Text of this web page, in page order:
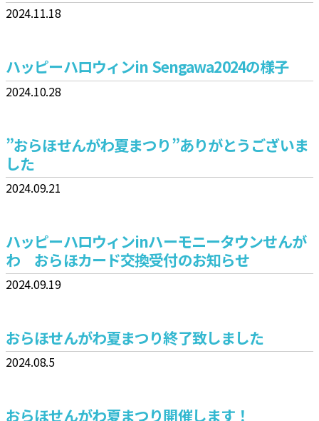
2024.11.18
ハッピーハロウィンin Sengawa2024の様子
2024.10.28
”おらほせんがわ夏まつり”ありがとうございま
した
2024.09.21
ハッピーハロウィンinハーモニータウンせんが
わ おらほカード交換受付のお知らせ
2024.09.19
おらほせんがわ夏まつり終了致しました
2024.08.5
おらほせんがわ夏まつり開催します！